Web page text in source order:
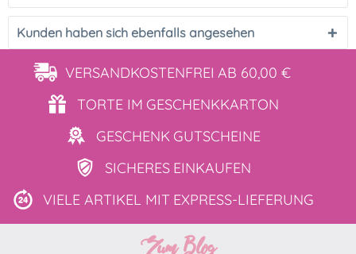
Kunden haben sich ebenfalls angesehen
VERSANDKOSTENFREI AB 60,00 €
TORTE IM GESCHENKKARTON
GESCHENK GUTSCHEINE
SICHERES EINKAUFEN
VIELE ARTIKEL MIT EXPRESS-LIEFERUNG